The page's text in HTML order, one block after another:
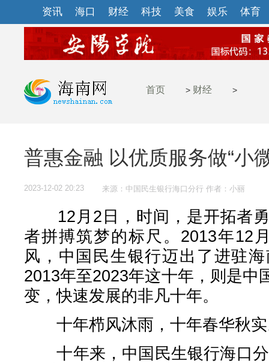
资讯 海口 财经 科技 美食 娱乐 体育
首页 > 财经 >
普惠金融 以优质服务做“小
2023-12-02 20:23 来源：中国民生银行海口分行 作者：小丽
12月2日，时间，是开拓者勇
者拼搏筑梦的标尺。2013年12
风，中国民生银行迈出了进驻
2013年至2023年这十年，则是中
变，快速发展的非凡十年。
十年栉风沐雨，十年春华秋
十年来，中国民生银行海口分